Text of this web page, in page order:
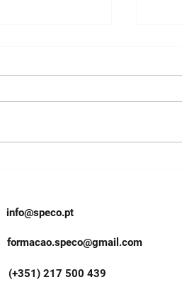
info@speco.pt
formacao.speco@gmail.com
(+351) 217 500 439